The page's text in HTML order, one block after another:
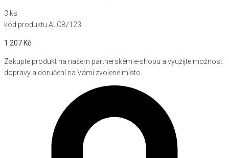
3 ks
kód produktu ALCB/123
1 207 Kč
Zakupte produkt na našem partnerském e-shopu a využijte možnost
dopravy a doručení na Vámi zvolené místo.